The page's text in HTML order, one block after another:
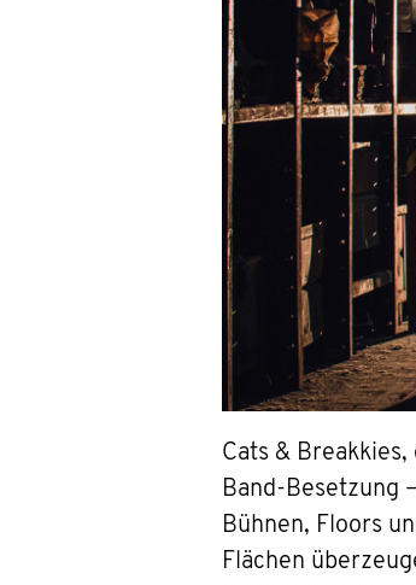
Cats &
Band-Besetzung
Bühnen, Floors
Flächen